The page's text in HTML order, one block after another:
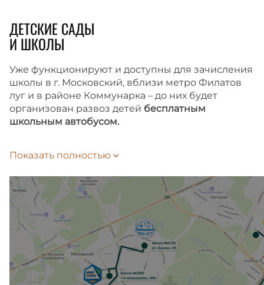
ДЕТСКИЕ САДЫ
И ШКОЛЫ
Уже функционируют и доступны для зачисления
школы в г. Московский, вблизи метро Филатов
луг и в районе Коммунарка – до них будет
организован развоз детей бесплатным
школьным автобусом.
на автобусе-шаттле, в зависимости
от выбранного маршрута. Подать заявление
на зачисление ребенка в школу можно
на Госуслугах.
Внутри жилого комплекса также запланированы
школа и детский сад, которые откроются сразу
после сдачи второй очереди.
Ближайшие детские сады расположены в 10
Показать полностью